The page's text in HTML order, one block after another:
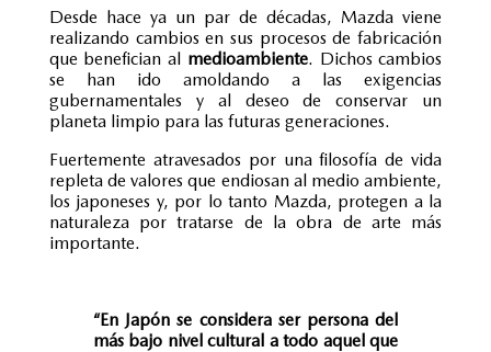
Desde hace ya un par de décadas, Mazda viene
realizando cambios en sus procesos de fabricación
que benefician al medioambiente. Dichos cambios
se han ido amoldando a las exigencias
gubernamentales y al deseo de conservar un
planeta limpio para las futuras generaciones.
Fuertemente atravesados por una filosofía de vida
repleta de valores que endiosan al medio ambiente,
los japoneses y, por lo tanto Mazda, protegen a la
naturaleza por tratarse de la obra de arte más
importante.
“En Japón se considera ser persona del
más bajo nivel cultural a todo aquel que